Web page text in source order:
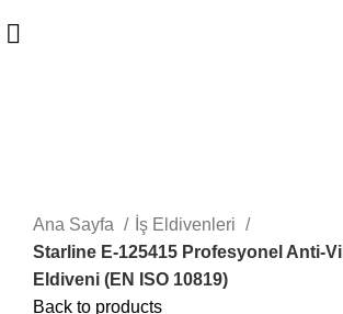
Ana Sayfa
İş Eldivenleri
Starline E-125415 Profesyonel Anti-
Eldiveni (EN ISO 10819)
Back to products